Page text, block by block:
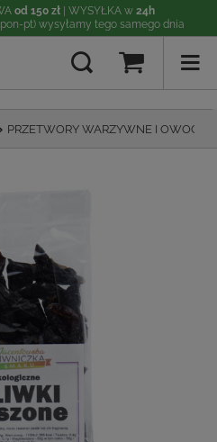
od 150 zł | WYSYŁKA w 24h
pt) wysyłamy tego samego dnia
PRZETWORY WARZYWNE I